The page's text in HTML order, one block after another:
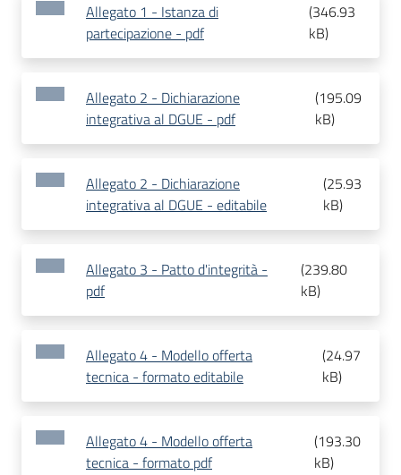
Allegato 1 - Istanza di
partecipazione - pdf
(346.93
kB)
Allegato 2 - Dichiarazione
integrativa al DGUE - pdf
(195.09
kB)
Allegato 2 - Dichiarazione
integrativa al DGUE - editabile
(25.93
kB)
Allegato 3 - Patto d'integrità -
pdf
(239.80
kB)
Allegato 4 - Modello offerta
tecnica - formato editabile
(24.97
kB)
Allegato 4 - Modello offerta
tecnica - formato pdf
(193.30
kB)